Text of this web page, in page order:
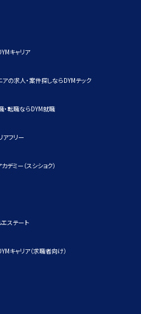
キャリア
の求人・案件探しならDYMテック
・転職ならDYM就職
フリー
ミー（スシショク）
ステート
キャリア（求職者向け）